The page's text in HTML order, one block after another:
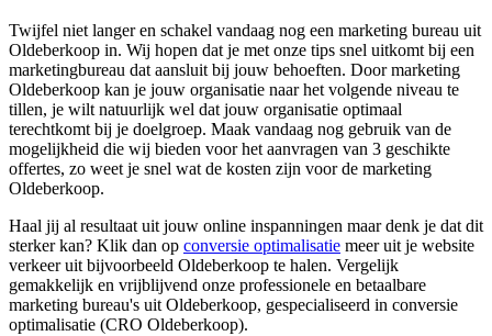
Twijfel niet langer en schakel vandaag nog een marketing bureau uit
Oldeberkoop in. Wij hopen dat je met onze tips snel uitkomt bij een
marketingbureau dat aansluit bij jouw behoeften. Door marketing
Oldeberkoop kan je jouw organisatie naar het volgende niveau te
tillen, je wilt natuurlijk wel dat jouw organisatie optimaal
terechtkomt bij je doelgroep. Maak vandaag nog gebruik van de
mogelijkheid die wij bieden voor het aanvragen van 3 geschikte
offertes, zo weet je snel wat de kosten zijn voor de marketing
Oldeberkoop.
Haal jij al resultaat uit jouw online inspanningen maar denk je dat dit
sterker kan? Klik dan op conversie optimalisatie meer uit je website
verkeer uit bijvoorbeeld Oldeberkoop te halen. Vergelijk
gemakkelijk en vrijblijvend onze professionele en betaalbare
marketing bureau's uit Oldeberkoop, gespecialiseerd in conversie
optimalisatie (CRO Oldeberkoop).